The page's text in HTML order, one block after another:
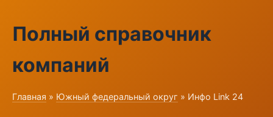
Полный справочник
компаний
Главная » Южный федеральный округ » Инфо Link 24